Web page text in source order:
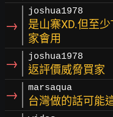
→
joshua1978
是山寨XD.但至
家會用
→ joshua1978
返評價威脅買家
→ marsaqua
台灣做的話可能